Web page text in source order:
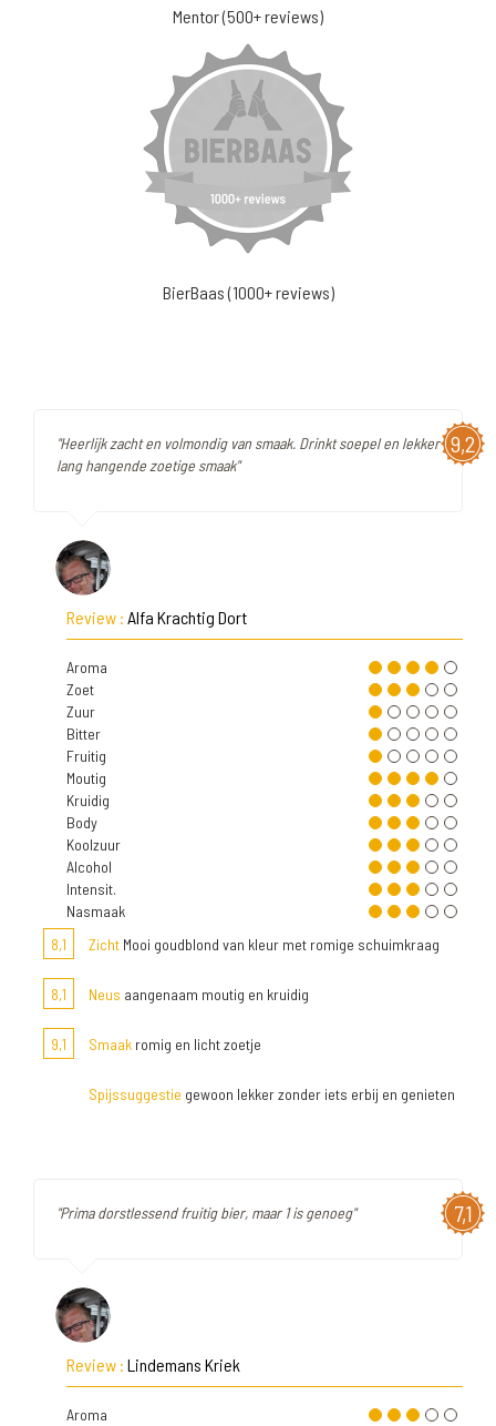
Mentor (500+ reviews)
BierBaas (1000+ reviews)
9,2
"Heerlijk zacht en volmondig van smaak. Drinkt soepel en lekker
lang hangende zoetige smaak"
Review : Alfa Krachtig Dort
Aroma
Zoet
Zuur
Bitter
Fruitig
Moutig
Kruidig
Body
Koolzuur
Alcohol
Intensit.
Nasmaak
8,1
Zicht Mooi goudblond van kleur met romige schuimkraag
8,1 Neus aangenaam moutig en kruidig
9,1 Smaak romig en licht zoetje
Spijssuggestie gewoon lekker zonder iets erbij en genieten
7,1
"Prima dorstlessend fruitig bier, maar 1 is genoeg"
Review : Lindemans Kriek
Aroma